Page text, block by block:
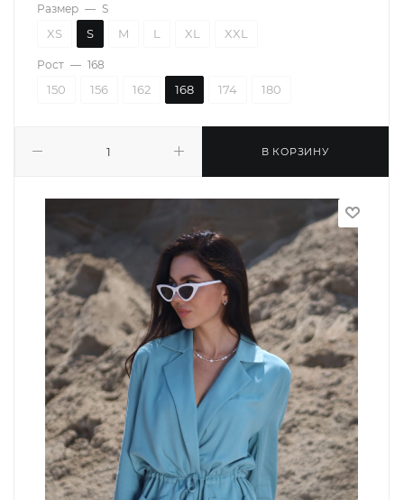
В КОРЗИНУ
Размер — S
XS S M L XL XXL
Рост — 168
150 156 162 168 174 180